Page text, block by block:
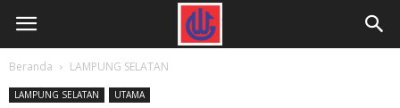
Beranda LAMPUNG SELATAN
LAMPUNG SELATAN UTAMA